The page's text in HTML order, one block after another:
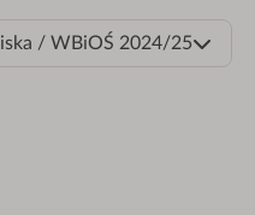
/ WBiOŚ 2024/25